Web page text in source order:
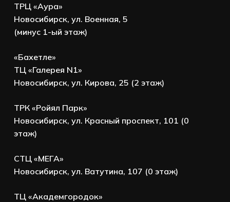
ТРЦ «Аура»
Новосибирск, ул. Военная, 5
(минус 1-ый этаж)
«Бахетле»
ТЦ «Галерея N1»
Новосибирск, ул. Кирова, 25 (2 этаж)
ТРК «Ройял Парк»
Новосибирск, ул. Красный проспект, 101 (0
этаж)
СТЦ «МЕГА»
Новосибирск, ул. Ватутина, 107 (0 этаж)
ТЦ «Академгородок»